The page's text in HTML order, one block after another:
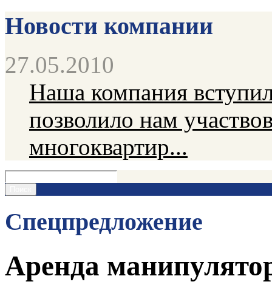
Новости компании
27.05.2010
Наша компания
позволило нам
многоквартир...
Спецпредложение
Аренда